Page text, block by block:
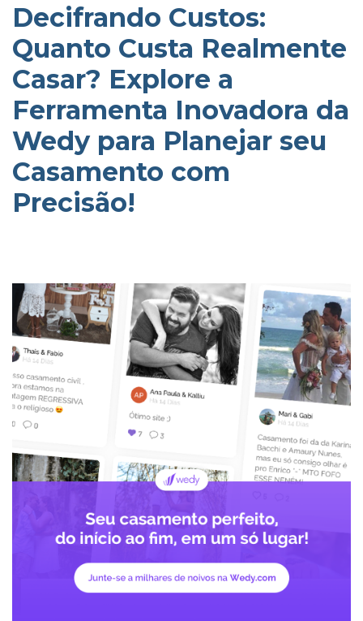
Decifrando Custos:
Quanto Custa Realmente
Casar? Explore a
Ferramenta Inovadora da
Wedy para Planejar seu
Casamento com
Precisão!